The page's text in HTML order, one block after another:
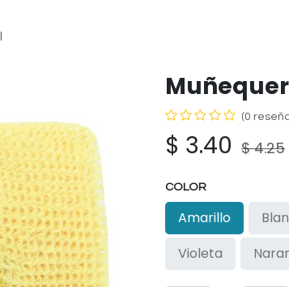
(0
$ 3.40 $4.25
COLOR
Amarillo
Violeta